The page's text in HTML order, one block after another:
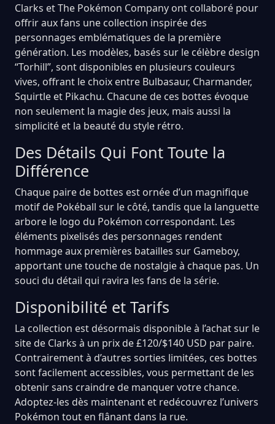
Clarks et The Pokémon Company ont collaboré pour
offrir aux fans une collection inspirée des
personnages emblématiques de la première
génération. Les modèles, basés sur le célèbre design
“Torhill”, sont disponibles en plusieurs couleurs
vives, offrant le choix entre Bulbasaur, Charmander,
Squirtle et Pikachu. Chacune de ces bottes évoque
non seulement la magie des jeux, mais aussi la
simplicité et la beauté du style rétro.
Des Détails Qui Font Toute la
Différence
Chaque paire de bottes est ornée d’un magnifique
motif de Pokéball sur le côté, tandis que la languette
arbore le logo du Pokémon correspondant. Les
éléments pixelisés des personnages rendent
hommage aux premières batailles sur Gameboy,
apportant une touche de nostalgie à chaque pas. Un
souci du détail qui ravira les fans de la série.
Disponibilité et Tarifs
La collection est désormais disponible à l’achat sur le
site de Clarks à un prix de £120/$140 USD par paire.
Contrairement à d’autres sorties limitées, ces bottes
sont facilement accessibles, vous permettant de les
obtenir sans craindre de manquer votre chance.
Adoptez-les dès maintenant et redécouvrez l’univers
Pokémon tout en flânant dans la rue.